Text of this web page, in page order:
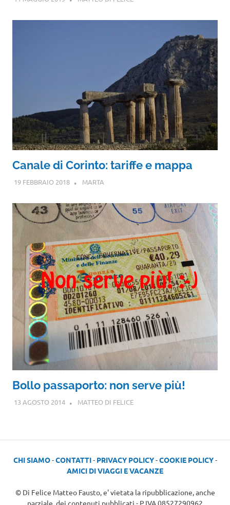
Canale di Corinto: tariffe e mappa
19 FEBBRAIO 2018 MARTA
Bollo passaporto: non serve più!
13 AGOSTO 2014 MATTEO DI FELICE
CHI SIAMO-CONTATTI- PRIVACY POLICY-COOKIE POLICY-
AMICI DI VIAGGI E VACANZE
© Di Felice Matteo Fausto, e' vietata la ripubblicazione, anche
parziale, dei contenuti pubblicati - P.IVA 08527290962